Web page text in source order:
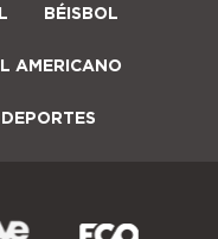
BÉISBOL
AMERICANO